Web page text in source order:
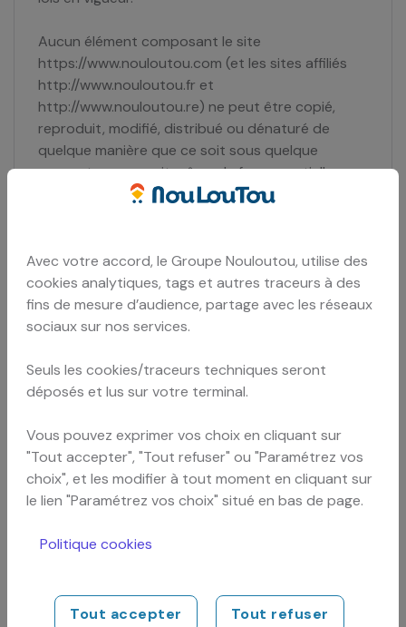
Aucun élément composant le site
https://www.nouloutou.com (et les sites affiliés
http://www.nouloutou.fr et
http://www.nouloutou.re) ne peut être copié,
reproduit, modifié, distribué ou dénaturé de
quelque manière que ce soit sous quelque
support que ce soit même de façon partielle.
vente du site ont fait l’objet d’un dépôt auprès
de l’INPI.
Toute représentation d’éléments du site (même
sanctionnée par les articles L335-2 et suivants
du code de la propriété intellectuelle.
Informatique et libertés
l’utilisateur dispose d’un droit d’accès, de
des données le concernant.
Avec votre accord, le Groupe Nouloutou, utilise des
cookies analytiques, tags et autres traceurs à des
fins de mesure d’audience, partage avec les réseaux
sociaux sur nos services.
Seuls les cookies/traceurs techniques seront
déposés et lus sur votre terminal.
Vous pouvez exprimer vos choix en cliquant sur
"Tout accepter", "Tout refuser" ou "Paramétrez vos
choix", et les modifier à tout moment en cliquant sur
le lien "Paramétrez vos choix" situé en bas de page.
Politique cookies
Tout accepter
Tout refuser